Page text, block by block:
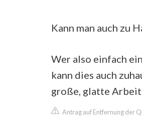
Kann man auch zu
Wer also einfach
kann dies auch
große, glatte
Antrag auf Entfernung der